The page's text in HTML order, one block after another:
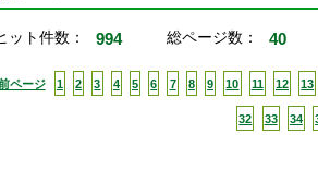
ット件数： 994 総ページ数： 40
ページ 1 2 3 4 5 6 7 8 9 10 11 12 13
32 33 34